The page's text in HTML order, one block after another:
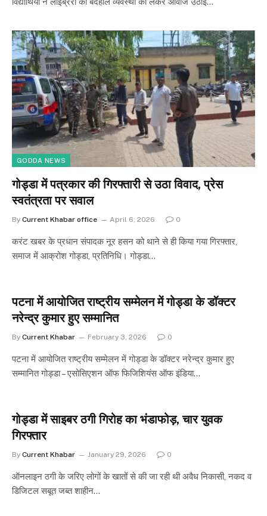
GODDA NEWS
गोड्डा में पत्रकार की गिरफ्तारी से उठा विवाद, प्रेस
स्वतंत्रता पर सवाल
By Current Khabar office April 6, 2026 0
करंट खबर के प्रधान संपादक नूर हसन को थाने से ही किया गया गिरफ्तार,
समाज में आक्रोश गोड्डा, प्रतिनिधि। गोड्डा…
पटना में आयोजित राष्ट्रीय सम्मेलन में गोड्डा के डॉक्टर
नरेन्द्र कुमार हुए सम्मानित
By Current Khabar February 3, 2026 0
पटना में आयोजित राष्ट्रीय सम्मेलन में गोड्डा के डॉक्टर नरेन्द्र कुमार हुए
सम्मानित गोड्डा – एसोसिएशन ऑफ फिजिशियंस ऑफ इंडिया…
गोड्डा में साइबर ठगी गिरोह का भंडाफोड़, चार युवक
गिरफ्तार
By Current Khabar January 29, 2026 0
ऑनलाइन ठगी के जरिए लोगों के खातों से की जा रही थी अवैध निकासी, नकद व
डिजिटल सबूत जब्त शाहीन…